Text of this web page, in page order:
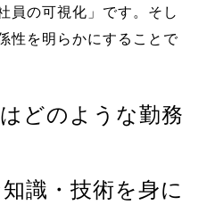
員の可視化」です。そし
性を明らかにすることで
どのような勤務
識・技術を身に